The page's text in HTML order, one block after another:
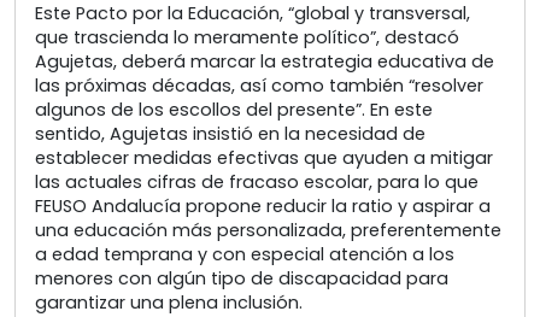
Este Pacto por la Educación, “global y transversal,
que trascienda lo meramente político”, destacó
Agujetas, deberá marcar la estrategia educativa de
las próximas décadas, así como también “resolver
algunos de los escollos del presente”. En este
sentido, Agujetas insistió en la necesidad de
establecer medidas efectivas que ayuden a mitigar
las actuales cifras de fracaso escolar, para lo que
FEUSO Andalucía propone reducir la ratio y aspirar a
una educación más personalizada, preferentemente
a edad temprana y con especial atención a los
menores con algún tipo de discapacidad para
garantizar una plena inclusión.